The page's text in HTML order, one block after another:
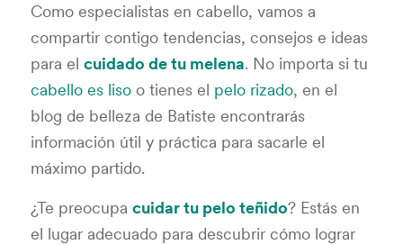
Como especialistas en cabello, vamos a
compartir contigo tendencias, consejos e ideas
para el cuidado de tu melena. No importa si tu
cabello es lisoo tienes el pelo rizado, en el
blog de belleza de Batiste encontrarás
información útil y práctica para sacarle el
máximo partido.
¿Te preocupa cuidar tu pelo teñido? Estás en
el lugar adecuado para descubrir cómo lograr